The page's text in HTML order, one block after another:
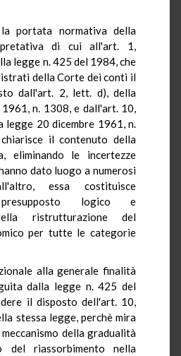
portata normativa della
di cui all'art. 1,
legge n. 425 del 1984, che
della Corte dei conti il
dall'art. 2, lett. d), della
n. 1308, e dall'art. 10,
legge 20 dicembre 1961, n.
il contenuto della
eliminando le incertezze
dato luogo a numerosi
essa costituisce
presupposto logico e
ristrutturazione del
per tutte le categorie
alla generale finalità
dalla legge n. 425 del
il disposto dell'art. 10,
stessa legge, perchè mira
della gradualità
del riassorbimento nella